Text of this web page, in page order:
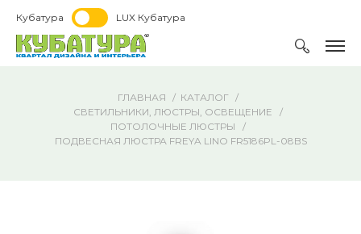
Кубатура LUX Кубатура
ГЛАВНАЯ
КАТАЛОГ
СВЕТИЛЬНИКИ, ЛЮСТРЫ, ОСВЕЩЕНИЕ
ПОТОЛОЧНЫЕ ЛЮСТРЫ
ПОДВЕСНАЯ ЛЮСТРА FREYA LINO FR5186PL-08BS